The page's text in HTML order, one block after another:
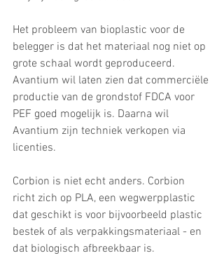
Het probleem van bioplastic voor de
belegger is dat het materiaal nog niet op
grote schaal wordt geproduceerd.
Avantium wil laten zien dat commerciële
productie van de grondstof FDCA voor
PEF goed mogelijk is. Daarna wil
Avantium zijn techniek verkopen via
licenties.
Corbion is niet echt anders. Corbion
richt zich op PLA, een wegwerpplastic
dat geschikt is voor bijvoorbeeld plastic
bestek of als verpakkingsmateriaal - en
dat biologisch afbreekbaar is.